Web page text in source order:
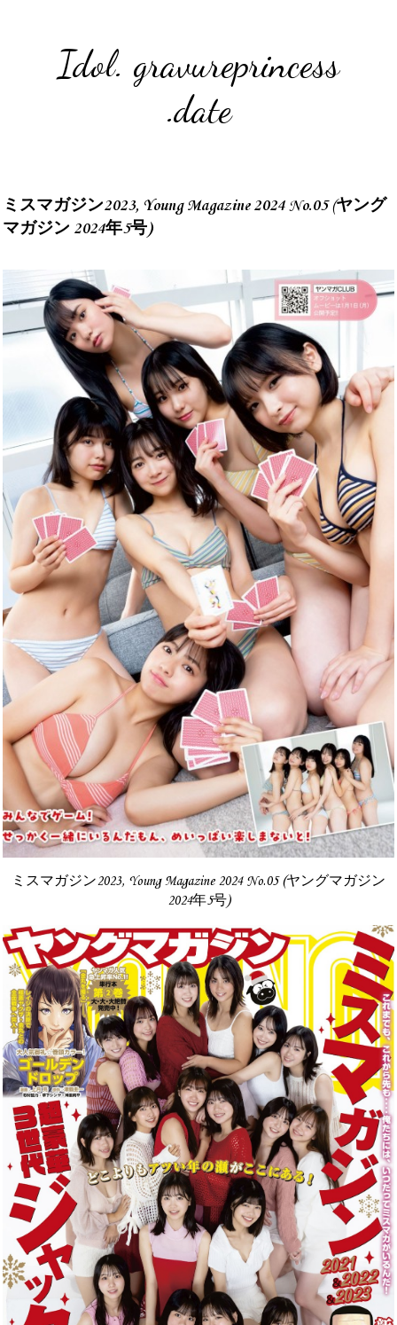
Idol. gravureprincess
.date
ミスマガジン2023, Young Magazine 2024 No.05 (ヤング
マガジン 2024年5号)
ミスマガジン2023, Young Magazine 2024 No.05 (ヤングマガジン
2024年5号)